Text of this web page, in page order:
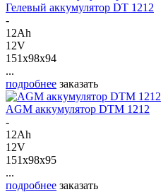
Гелевый аккумулятор DT 1212
-
12Ah
12V
151x98x94
...
подробнее заказать
AGM аккумулятор DTM 1212
-
12Ah
12V
151x98x95
...
подробнее заказать